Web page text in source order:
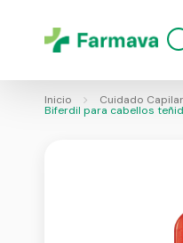
Inicio Cuidado Capilar
Biferdil para cabellos